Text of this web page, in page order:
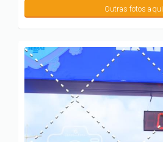
Outras fotos aqui